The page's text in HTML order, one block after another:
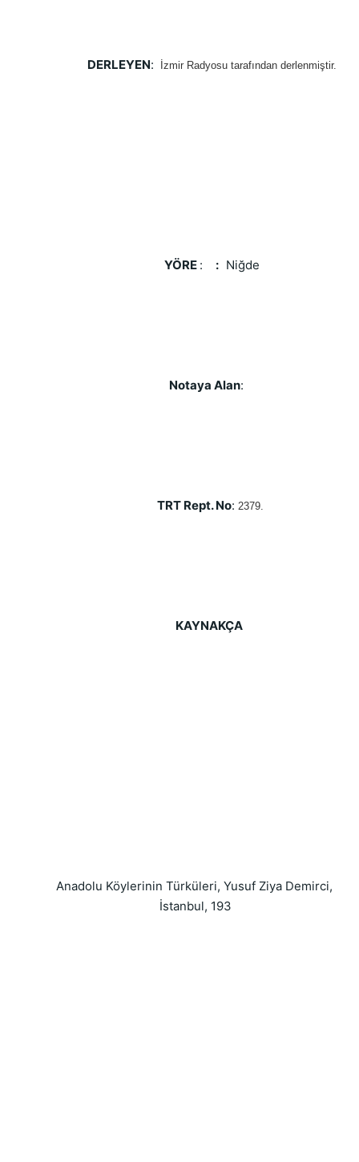
DERLEYEN: İzmir Radyosu tarafından derlenmiştir.
YÖRE : : Niğde
Notaya Alan:
TRT Rept. No: 2379.
KAYNAKÇA
Anadolu Köylerinin Türküleri, Yusuf Ziya Demirci,
İstanbul, 193